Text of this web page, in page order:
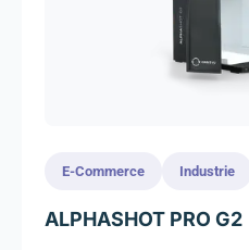
E-Commerce Industrie
ALPHASHOT PRO G2